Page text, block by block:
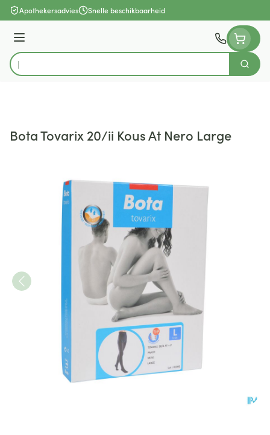
Ga naar de inhoud
Apothekersadvies Snelle beschikbaarheid
Menu
Product, merk, categorie...
Zoek
Bota Tovarix 20/ii Kous At Nero Large